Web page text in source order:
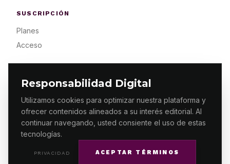
Responsabilidad Digital
Utilizamos cookies para optimizar nuestra plataforma y
ofrecer contenidos alineados a su interés editorial. Al
continuar navegando, usted consiente el uso de estas
tecnologías.
PRIVACIDAD ACEPTAR TÉRMINOS
SUSCRIPCIÓN
Planes
Acceso
© 2026 ES PRIMERA MX. ALGUNOS DERECHOS
RESERVADOS / DESIGNMAKING.MX